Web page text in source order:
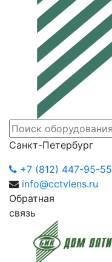
Санкт-Петербург
+7 (812) 447-95-55
info@cctvlens.ru
Обратная
связь